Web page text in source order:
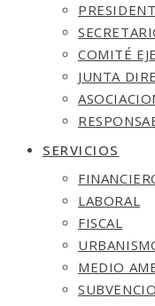
COMITÉ
JUNTA
SERVICIOS
LABORAL
FISCAL
MEDIO